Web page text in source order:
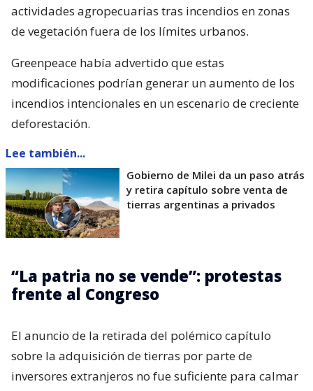
actividades agropecuarias tras incendios en zonas
de vegetación fuera de los límites urbanos.
Greenpeace había advertido que estas
modificaciones podrían generar un aumento de los
incendios intencionales en un escenario de creciente
deforestación.
Lee también...
Gobierno de Milei da un paso atrás
y retira capítulo sobre venta de
tierras argentinas a privados
“La patria no se vende”: protestas
frente al Congreso
El anuncio de la retirada del polémico capítulo
sobre la adquisición de tierras por parte de
inversores extranjeros no fue suficiente para calmar